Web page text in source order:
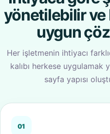
yönetilebilir
uygun
Her işletmenin ihtiyacı
kalıbı herkese uygulamak
sayfa yapısı
01